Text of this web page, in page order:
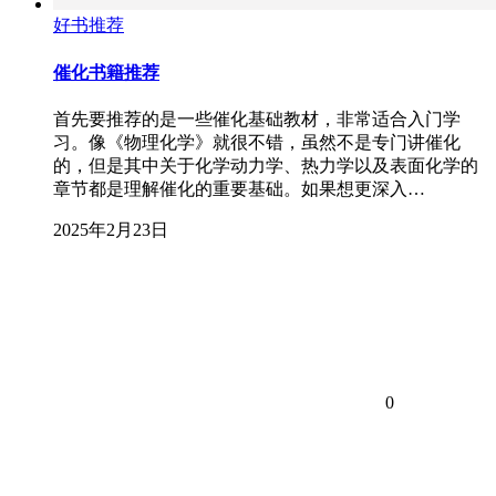
好书推荐
催化书籍推荐
首先要推荐的是一些催化基础教材，非常适合入门学
习。像《物理化学》就很不错，虽然不是专门讲催化
的，但是其中关于化学动力学、热力学以及表面化学的
章节都是理解催化的重要基础。如果想更深入…
2025年2月23日
0